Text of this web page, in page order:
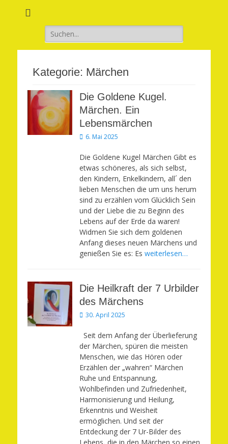
Suchen
nach:
Kategorie: Märchen
Die Goldene Kugel.
Märchen. Ein
Lebensmärchen
Veröffentlicht
6. Mai 2025
Die Goldene Kugel Märchen Gibt es
etwas schöneres, als sich selbst,
den Kindern, Enkelkindern, all´ den
lieben Menschen die um uns herum
sind zu erzählen vom Glücklich Sein
und der Liebe die zu Beginn des
Lebens auf der Erde da waren!
Widmen Sie sich dem goldenen
Anfang dieses neuen Märchens und
genießen Sie es: Es weiterlesen…
Die Heilkraft der 7 Urbilder
des Märchens
Veröffentlicht
30. April 2025
Seit dem Anfang der Überlieferung
der Märchen, spüren die meisten
Menschen, wie das Hören oder
Erzählen der „wahren“ Märchen
Ruhe und Entspannung,
Wohlbefinden und Zufriedenheit,
Harmonisierung und Heilung,
Erkenntnis und Weisheit
ermöglichen. Und seit der
Entdeckung der 7 Ur-Bilder des